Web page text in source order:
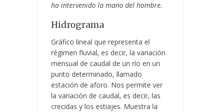
ha intervenido la mano del hombre.
Hidrograma
Gráfico lineal que representa el
régimen fluvial, es decir, la variación
mensual de caudal de un río en un
punto determinado, llamado
estación de aforo. Nos permite ver
la variación de caudal, es decir, las
crecidas y los estiajes. Muestra la